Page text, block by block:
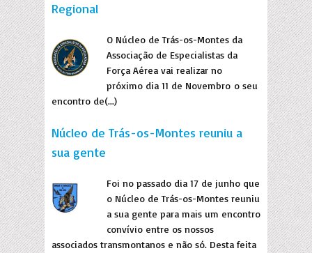
Regional
O Núcleo de Trás-os-Montes da
Associação de Especialistas da
Força Aérea vai realizar no
próximo dia 11 de Novembro o seu
encontro de(...)
Núcleo de Trás-os-Montes reuniu a
sua gente
Foi no passado dia 17 de junho que
o Núcleo de Trás-os-Montes reuniu
a sua gente para mais um encontro
convívio entre os nossos
associados transmontanos e não só. Desta feita